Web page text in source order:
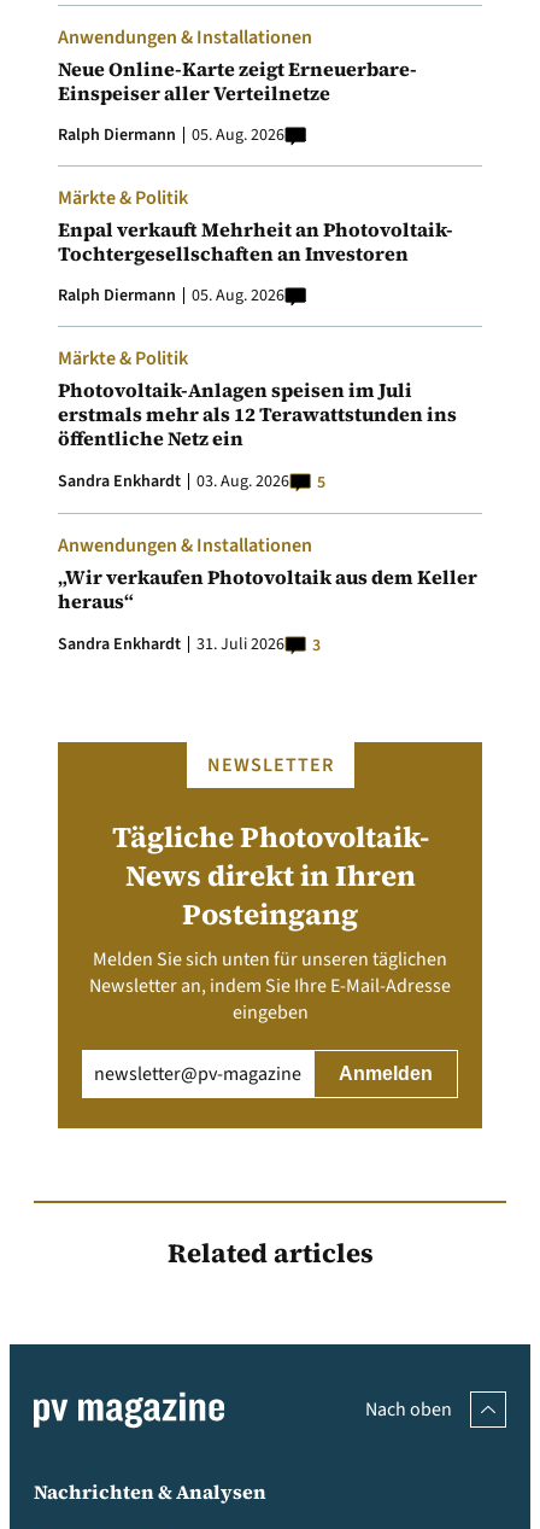
Anwendungen & Installationen
Neue Online-Karte zeigt Erneuerbare-
Einspeiser aller Verteilnetze
Ralph Diermann 05. Aug. 2026
Märkte & Politik
Enpal verkauft Mehrheit an Photovoltaik-
Tochtergesellschaften an Investoren
Ralph Diermann 05. Aug. 2026
Märkte & Politik
Photovoltaik-Anlagen speisen im Juli
erstmals mehr als 12 Terawattstunden ins
öffentliche Netz ein
Sandra Enkhardt 03. Aug. 2026 5
Anwendungen & Installationen
„Wir verkaufen Photovoltaik aus dem Keller
heraus“
Sandra Enkhardt 31. Juli 2026 3
NEWSLETTER
Tägliche Photovoltaik-
News direkt in Ihren
Posteingang
Melden Sie sich unten für unseren täglichen
Newsletter an, indem Sie Ihre E-Mail-Adresse
eingeben
(erforderlich)
Related articles
Nach oben
Nachrichten & Analysen